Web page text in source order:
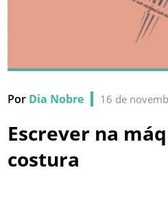
Por Dia Nobre 16 de
Escrever na
costura